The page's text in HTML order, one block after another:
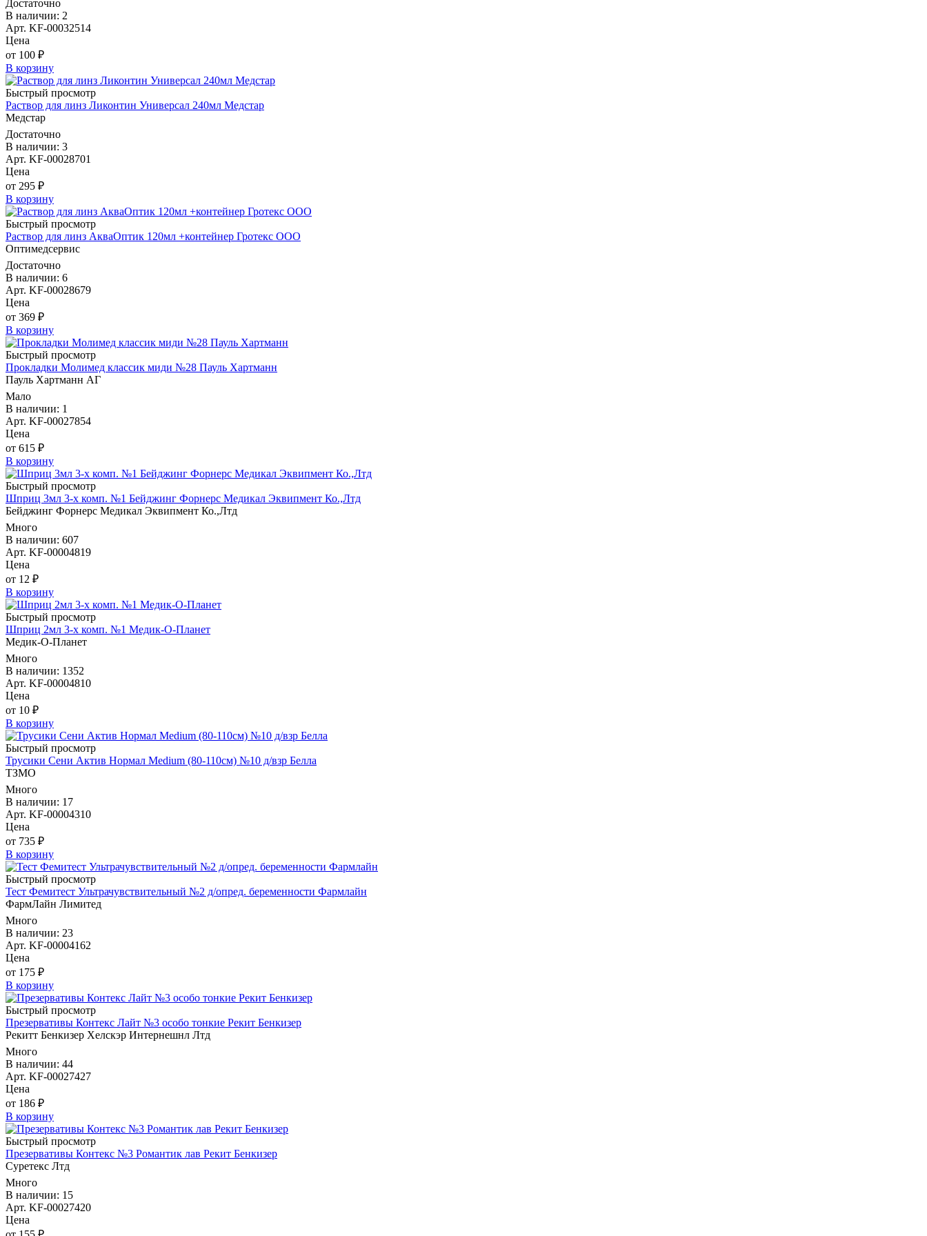
Достаточно
В наличии: 2
Арт. KF-00032514
Цена
от 100 ₽
В корзину
Быстрый просмотр
Раствор для линз Ликонтин Универсал 240мл Медстар
Медстар
Достаточно
В наличии: 3
Арт. KF-00028701
Цена
от 295 ₽
В корзину
Быстрый просмотр
Раствор для линз АкваОптик 120мл +контейнер Гротекс ООО
Оптимедсервис
Достаточно
В наличии: 6
Арт. KF-00028679
Цена
от 369 ₽
В корзину
Быстрый просмотр
Прокладки Молимед классик миди №28 Пауль Хартманн
Пауль Хартманн AГ
Мало
В наличии: 1
Арт. KF-00027854
Цена
от 615 ₽
В корзину
Быстрый просмотр
Шприц 3мл 3-х комп. №1 Бейджинг Форнерс Медикал Эквипмент Ко.,Лтд
Бейджинг Форнерс Медикал Эквипмент Ко.,Лтд
Много
В наличии: 607
Арт. KF-00004819
Цена
от 12 ₽
В корзину
Быстрый просмотр
Шприц 2мл 3-х комп. №1 Медик-О-Планет
Медик-О-Планет
Много
В наличии: 1352
Арт. KF-00004810
Цена
от 10 ₽
В корзину
Быстрый просмотр
Трусики Сени Актив Нормал Medium (80-110см) №10 д/взр Белла
ТЗМО
Много
В наличии: 17
Арт. KF-00004310
Цена
от 735 ₽
В корзину
Быстрый просмотр
Тест Фемитест Ультрачувствительный №2 д/опред. беременности Фармлайн
ФармЛайн Лимитед
Много
В наличии: 23
Арт. KF-00004162
Цена
от 175 ₽
В корзину
Быстрый просмотр
Презервативы Контекс Лайт №3 особо тонкие Рекит Бенкизер
Рекитт Бенкизер Хелскэр Интернешнл Лтд
Много
В наличии: 44
Арт. KF-00027427
Цена
от 186 ₽
В корзину
Быстрый просмотр
Презервативы Контекс №3 Романтик лав Рекит Бенкизер
Суретекс Лтд
Много
В наличии: 15
Арт. KF-00027420
Цена